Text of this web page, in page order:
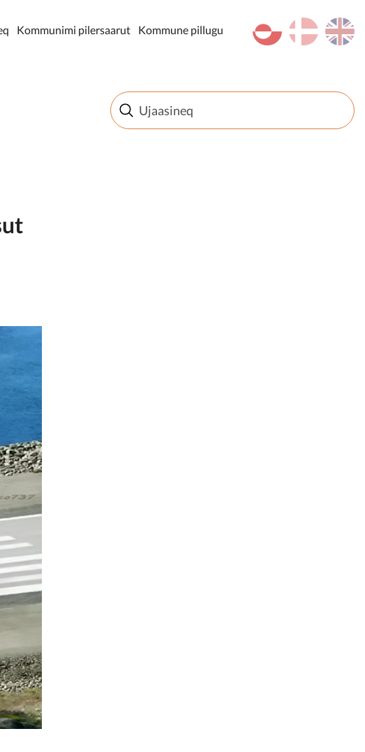
en
da
kl-GL
Kommunimi pilersaarut Kommune pillugu